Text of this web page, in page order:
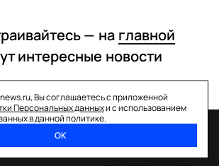
— на главной
интересные новости
Вы соглашаетесь с приложенной
Персональных данныхи с использованием
в данной политике.
ОК